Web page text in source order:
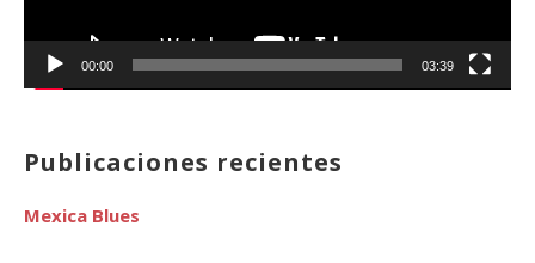
00:00 03:39
Publicaciones recientes
Mexica Blues